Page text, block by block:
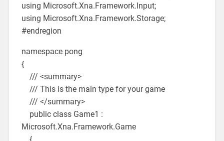
using Microsoft.Xna.Framework.Input;
using Microsoft.Xna.Framework.Storage;
#endregion
namespace pong
{
/// <summary>
/// This is the main type for your game
/// </summary>
public class Game1 :
Microsoft.Xna.Framework.Game